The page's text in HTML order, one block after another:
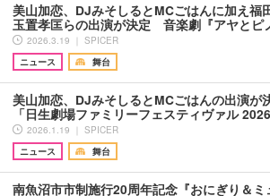
美山加恋、DJみそしるとMCごはんに加え福
玉置孝匡らの出演が決定 音楽劇『アヤと
2026.3.19 ｜ SPICER
ニュース
舞台
美山加恋、DJみそしるとMCごはんの出演が
「日生劇場ファミリーフェスティヴァル
2026.1.19 ｜ SPICER
ニュース
舞台
南魚沼市市制施行20周年記念『おにぎり＆ミ